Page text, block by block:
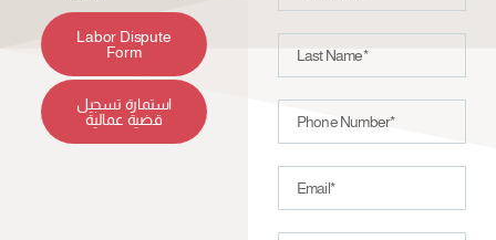
Labor Dispute
Form
استمارة تسجيل
قضية عمالية